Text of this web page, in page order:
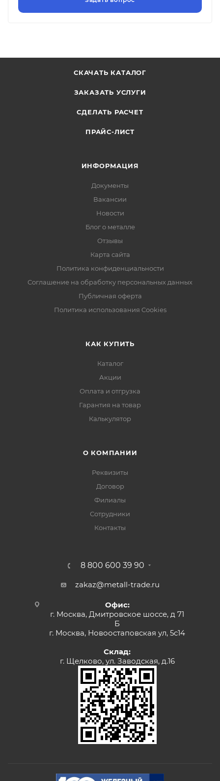
СКАЧАТЬ КАТАЛОГ
ЗАКАЗАТЬ УСЛУГИ
СДЕЛАТЬ РАСЧЕТ
ПРАЙС-ЛИСТ
ИНФОРМАЦИЯ
Документы
Вакансии
Новости
Блог о металле
Отзывы
Карта сайта
Политика конфиденциальности
Соглашение на обработку персональных данных
Публичная оферта
Политика использования Cookies
КАК КУПИТЬ
Каталог
Акции
Оплата и отгрузка
Гарантия на товар
Калькулятор
О КОМПАНИИ
Реквизиты
Договор
Филиалы
Сотрудники
Контакты
8 800 600 39 90
zakaz@metall-trade.ru
Офис:
г. Москва, Дмитровское шоссе, д 71
Б
г. Москва, Новоостаповская ул, 5с14
Склад:
г. Щелково, ул. Заводская, д.16